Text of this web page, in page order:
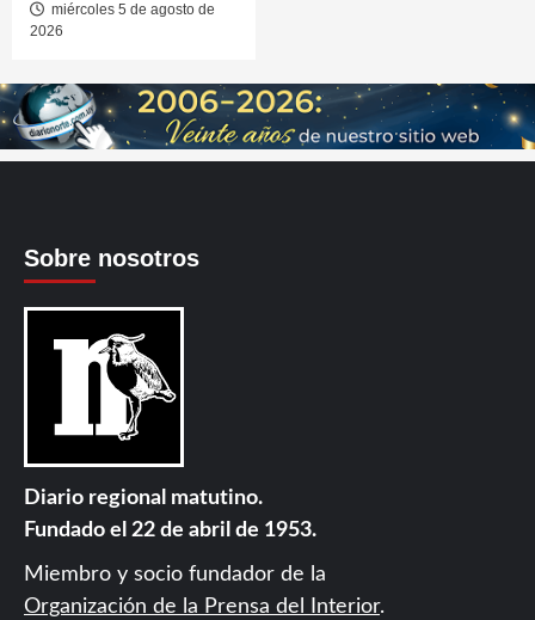
miércoles 5 de agosto de
2026
Sobre nosotros
Diario regional matutino.
Fundado el 22 de abril de 1953.
Miembro y socio fundador de la
Organización de la Prensa del Interior.